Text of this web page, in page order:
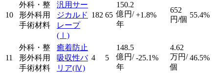
10
外科・整
形外科用
手術材料
汎用サー
ジカルド
レープ
(Ⅰ)
182 65
150.2
億円/
年
+1.8%
652
円/個
55.4%
11
外科・整
形外科用
手術材料
癒着防止
吸収性バ
リア(Ⅳ)
4 5
148.5
億円/
年
-25.1%
4.62
万円/
個
46.5%